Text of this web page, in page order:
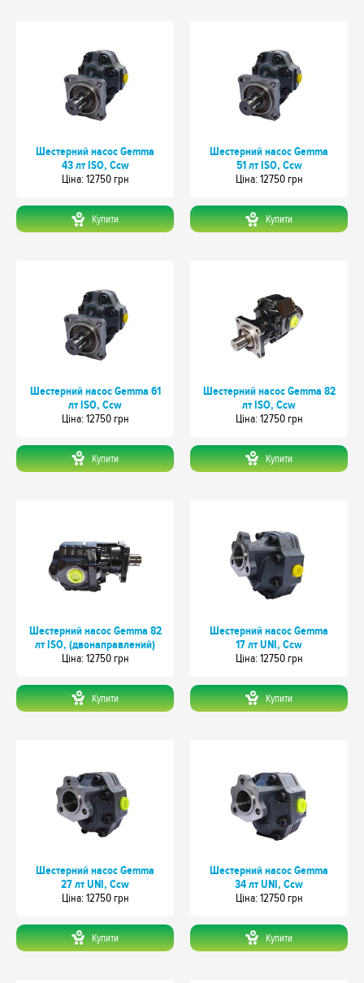
Шестерний насос Gemma
43 лт ISO, Ccw
Цiна: 12750 грн
Купити
Шестерний насос Gemma
51 лт ISO, Ccw
Цiна: 12750 грн
Купити
Шестерний насос Gemma 61
лт ISO, Ccw
Цiна: 12750 грн
Купити
Шестерний насос Gemma 82
лт ISO, Ccw
Цiна: 12750 грн
Купити
Шестерний насос Gemma 82
лт ISO, (двонаправлений)
Цiна: 12750 грн
Купити
Шестерний насос Gemma
17 лт UNI, Ccw
Цiна: 12750 грн
Купити
Шестерний насос Gemma
27 лт UNI, Ccw
Цiна: 12750 грн
Купити
Шестерний насос Gemma
34 лт UNI, Ccw
Цiна: 12750 грн
Купити